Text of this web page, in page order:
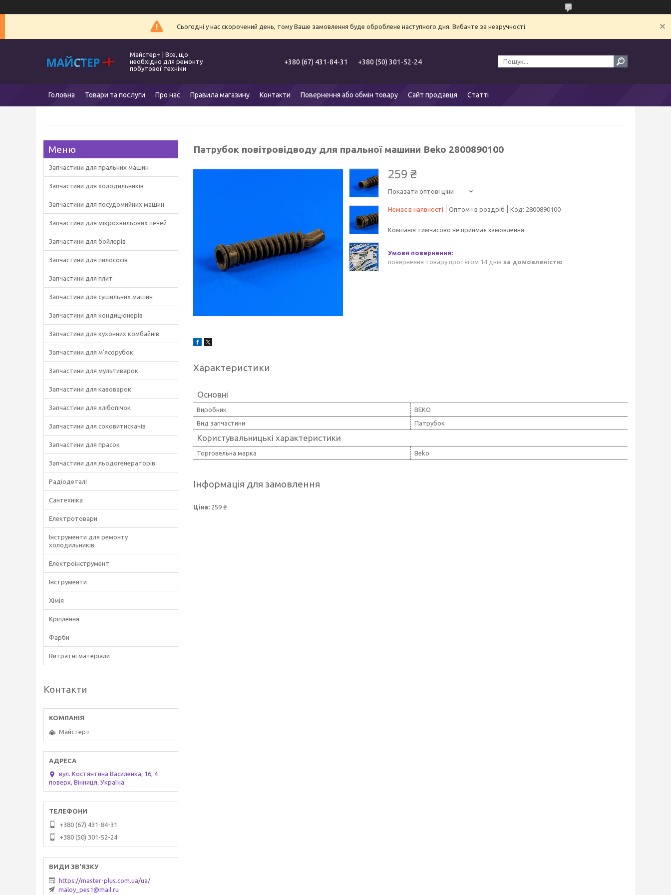
Сьогодні у нас скорочений день, тому Ваше замовлення буде оброблене наступного дня. Вибачте за незручності.
Майстер+ | Все, що
необхідно для ремонту
побутової техніки
+380 (67) 431-84-31 +380 (50) 301-52-24
Головна Товари та послуги Про нас Правила магазину Контакти Повернення або обмін товару Сайт продавця Статті
Патрубок повітровідводу для пральної машини Beko 2800890100
259 ₴
Показати оптові ціни
Немає в наявності Оптом і в роздріб Код: 2800890100
Компанія тимчасово не приймає замовлення
повернення товару протягом 14 днів за домовленістю
Характеристики
Основні
Виробник
BEKO
Вид запчастини
Патрубок
Користувальницькі характеристики
Торговельна марка Beko
Інформація для замовлення
Ціна: 259 ₴
Запчастини для пральних машин
Запчастини для холодильників
Запчастини для посудомийних машин
Запчастини для мікрохвильових печей
Запчастини для бойлерів
Запчастини для пилососів
Запчастини для плит
Запчастини для сушильних машин
Запчастини для кондиціонерів
Запчастини для кухонних комбайнів
Запчастини для м'ясорубок
Запчастини для мультиварок
Запчастини для кавоварок
Запчастини для хлібопічок
Запчастини для соковитискачів
Запчастини для прасок
Запчастини для льодогенераторів
Радіодеталі
Сантехніка
Електротовари
Інструменти для ремонту
холодильників
Електроінструмент
Інструменти
Хімія
Кріплення
Фарби
Витратні матеріали
Контакти
Майстер+
вул. Костянтина Василенка, 16, 4
поверх, Вінниця, Україна
+380 (67) 431-84-31
+380 (50) 301-52-24
https://master-plus.com.ua/ua/
maloy_pes1@mail.ru